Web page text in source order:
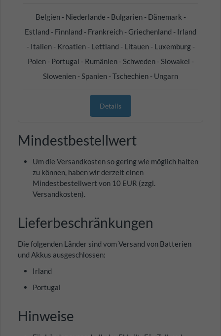
Belgien - Niederlande - Bulgarien - Dänemark -
Estland - Finnland - Frankreich - Griechenland - Irland
- Italien - Kroatien - Lettland - Litauen - Luxemburg -
Polen - Portugal - Rumänien - Schweden - Slowakei -
Slowenien - Spanien - Tschechien - Ungarn
Details
Mindestbestellwert
Um die Versandkosten so gering wie möglich halten
zu können, haben wir derzeit einen
Mindestbestellwert von 10 EUR (zzgl.
Versandkosten).
Lieferbeschränkungen
Die folgenden Länder sind vom Versand von Batterien
und Akkus ausgeschlossen:
Irland
Portugal
Hinweise